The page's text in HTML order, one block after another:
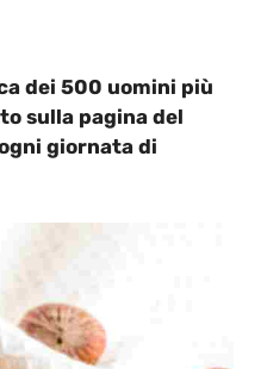
dei 500 uomini più
sulla pagina del
giornata di